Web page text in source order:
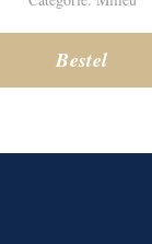
Bestel